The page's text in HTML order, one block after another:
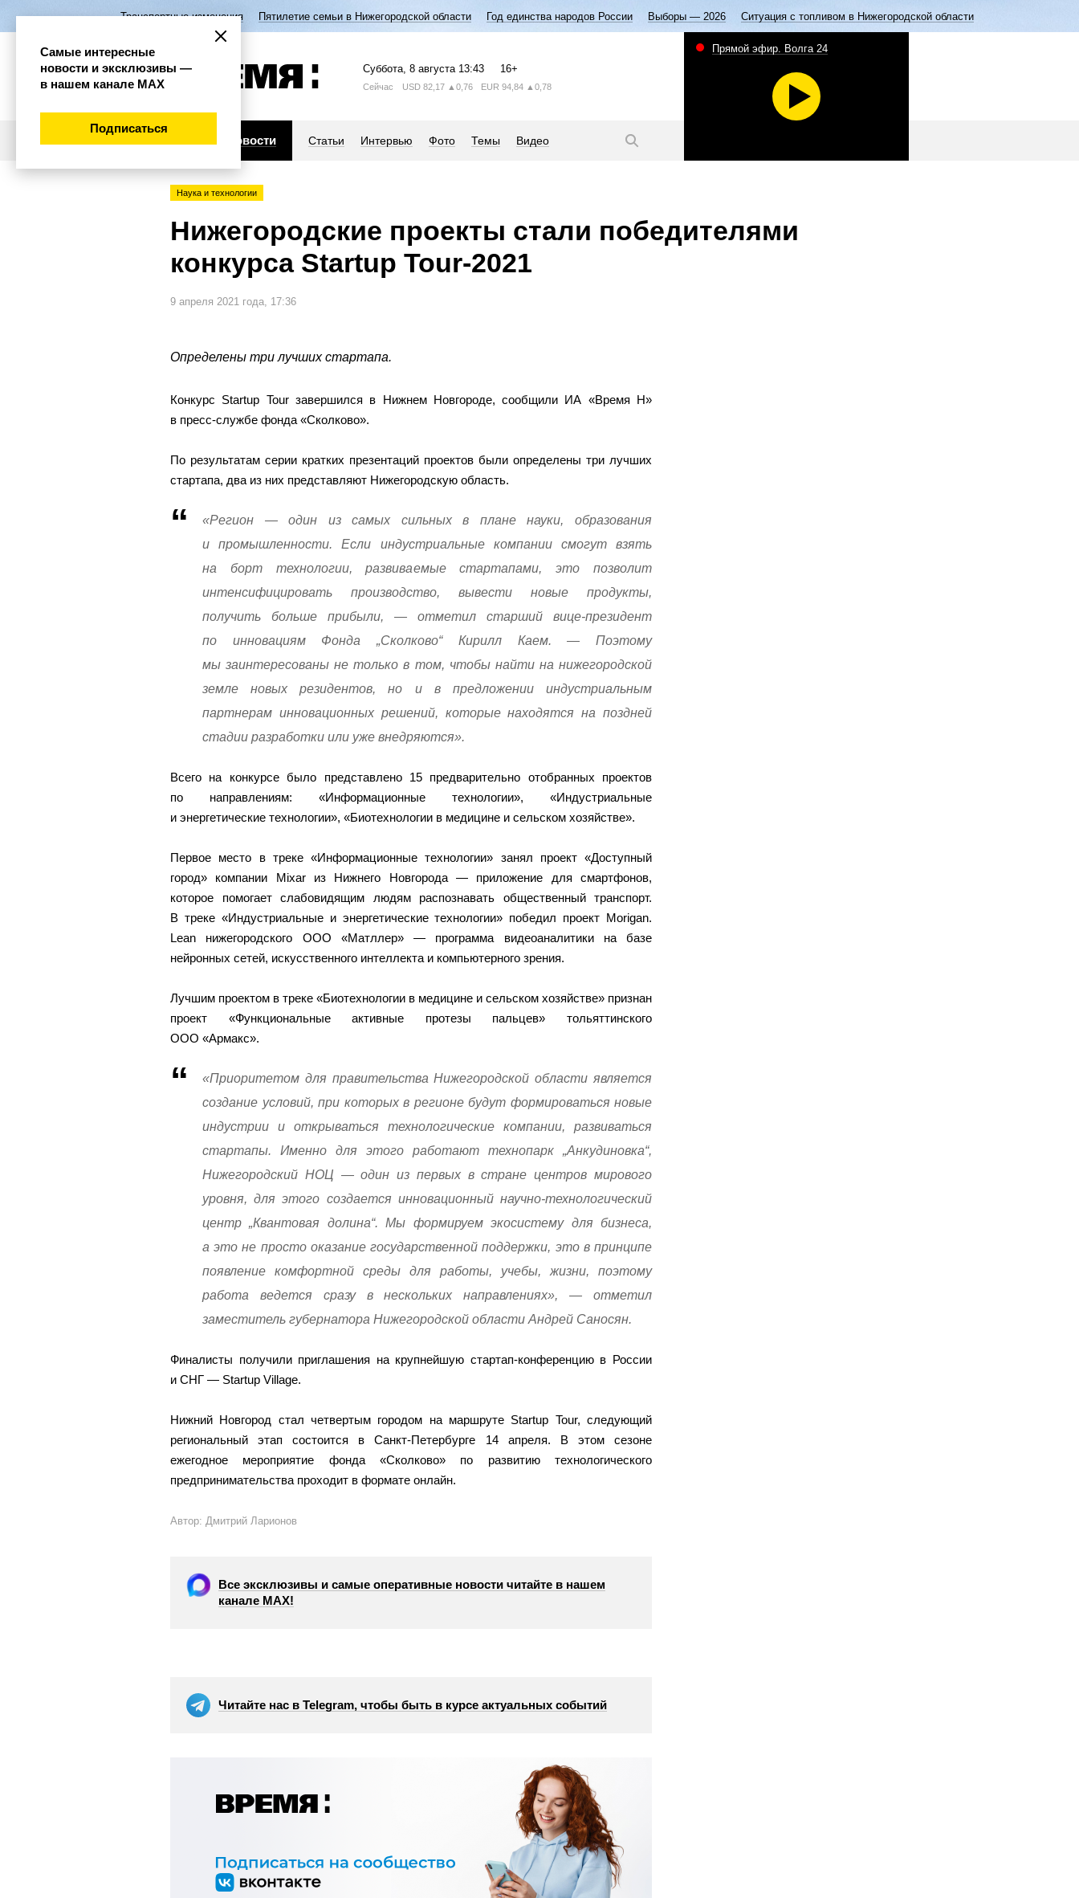
Транспортные изменения Пятилетие семьи в Нижегородской области Год единства народов России Выборы — 2026 Ситуация с топливом в Нижегородской области
Суббота, 8 августа 13:43 16+
Сейчас USD 82,17 ▲0,76 EUR 94,84 ▲0,78
Новости Статьи Интервью Фото Темы Видео
Прямой эфир. Волга 24
Наука и технологии
Нижегородские проекты стали победителями
конкурса Startup Tour-2021
9 апреля 2021 года, 17:36
Определены три лучших стартапа.
Конкурс Startup Tour завершился в Нижнем Новгороде, сообщили ИА «Время Н»
в пресс-службе фонда «Сколково».
По результатам серии кратких презентаций проектов были определены три лучших
стартапа, два из них представляют Нижегородскую область.
«Регион — один из самых сильных в плане науки, образования
и промышленности. Если индустриальные компании смогут взять
на борт технологии, развиваемые стартапами, это позволит
интенсифицировать производство, вывести новые продукты,
получить больше прибыли, — отметил старший вице-президент
по инновациям Фонда „Сколково“ Кирилл Каем. — Поэтому
мы заинтересованы не только в том, чтобы найти на нижегородской
земле новых резидентов, но и в предложении индустриальным
партнерам инновационных решений, которые находятся на поздней
стадии разработки или уже внедряются».
Всего на конкурсе было представлено 15 предварительно отобранных проектов
по направлениям: «Информационные технологии», «Индустриальные
и энергетические технологии», «Биотехнологии в медицине и сельском хозяйстве».
Первое место в треке «Информационные технологии» занял проект «Доступный
город» компании Mixar из Нижнего Новгорода — приложение для смартфонов,
которое помогает слабовидящим людям распознавать общественный транспорт.
В треке «Индустриальные и энергетические технологии» победил проект Morigan.
Lean нижегородского ООО «Матллер» — программа видеоаналитики на базе
нейронных сетей, искусственного интеллекта и компьютерного зрения.
Лучшим проектом в треке «Биотехнологии в медицине и сельском хозяйстве» признан
проект «Функциональные активные протезы пальцев» тольяттинского
ООО «Армакс».
«Приоритетом для правительства Нижегородской области является
создание условий, при которых в регионе будут формироваться новые
индустрии и открываться технологические компании, развиваться
стартапы. Именно для этого работают технопарк „Анкудиновка“,
Нижегородский НОЦ — один из первых в стране центров мирового
уровня, для этого создается инновационный научно-технологический
центр „Квантовая долина“. Мы формируем экосистему для бизнеса,
а это не просто оказание государственной поддержки, это в принципе
появление комфортной среды для работы, учебы, жизни, поэтому
работа ведется сразу в нескольких направлениях», — отметил
заместитель губернатора Нижегородской области Андрей Саносян.
Финалисты получили приглашения на крупнейшую стартап-конференцию в России
и СНГ — Startup Village.
Нижний Новгород стал четвертым городом на маршруте Startup Tour, следующий
региональный этап состоится в Санкт-Петербурге 14 апреля. В этом сезоне
ежегодное мероприятие фонда «Сколково» по развитию технологического
предпринимательства проходит в формате онлайн.
Автор: Дмитрий Ларионов
Все эксклюзивы и самые оперативные новости читайте в нашем
канале МАХ!
Читайте нас в Telegram, чтобы быть в курсе актуальных событий
Самые интересные
новости и эксклюзивы —
в нашем канале МАХ
Подписаться